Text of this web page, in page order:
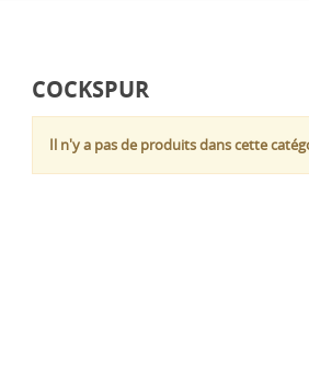
COCKSPUR
Il n'y a pas de produits dans cette